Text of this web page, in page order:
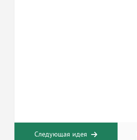
Следующая идея